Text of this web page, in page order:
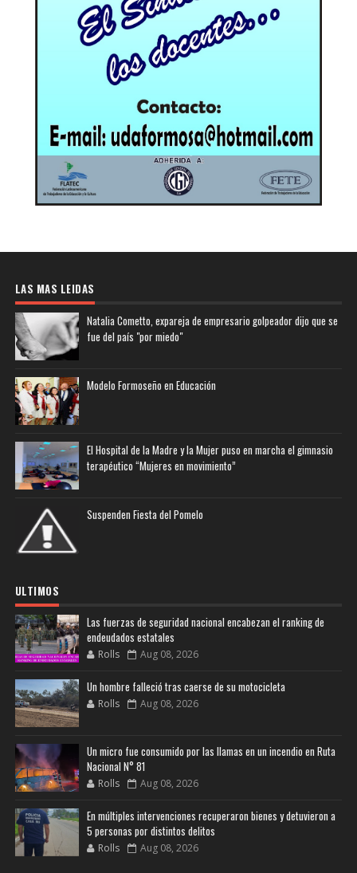
LAS MAS LEIDAS
Natalia Cometto, expareja de empresario golpeador dijo que se
fue del país "por miedo"
Modelo Formoseño en Educación
El Hospital de la Madre y la Mujer puso en marcha el gimnasio
terapéutico “Mujeres en movimiento”
Suspenden Fiesta del Pomelo
ULTIMOS
Las fuerzas de seguridad nacional encabezan el ranking de
endeudados estatales
Rolls Aug 08, 2026
Un hombre falleció tras caerse de su motocicleta
Rolls Aug 08, 2026
Un micro fue consumido por las llamas en un incendio en Ruta
Nacional N° 81
Rolls Aug 08, 2026
En múltiples intervenciones recuperaron bienes y detuvieron a
5 personas por distintos delitos
Rolls Aug 08, 2026